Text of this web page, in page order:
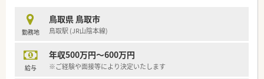
【法人特徴について】
■薬局以上の存在を目指して調剤事業だけでなく病児保育や健
■鳥取市内の在宅医療において約6割という高いシェアを誇って
おり地域医療の要として絶大な信頼を得ています。
勤務地
鳥取県 鳥取市
鳥取駅 (JR山陰本線)
給与
年収500万円～600万円
※ご経験や面接等により決定いたします